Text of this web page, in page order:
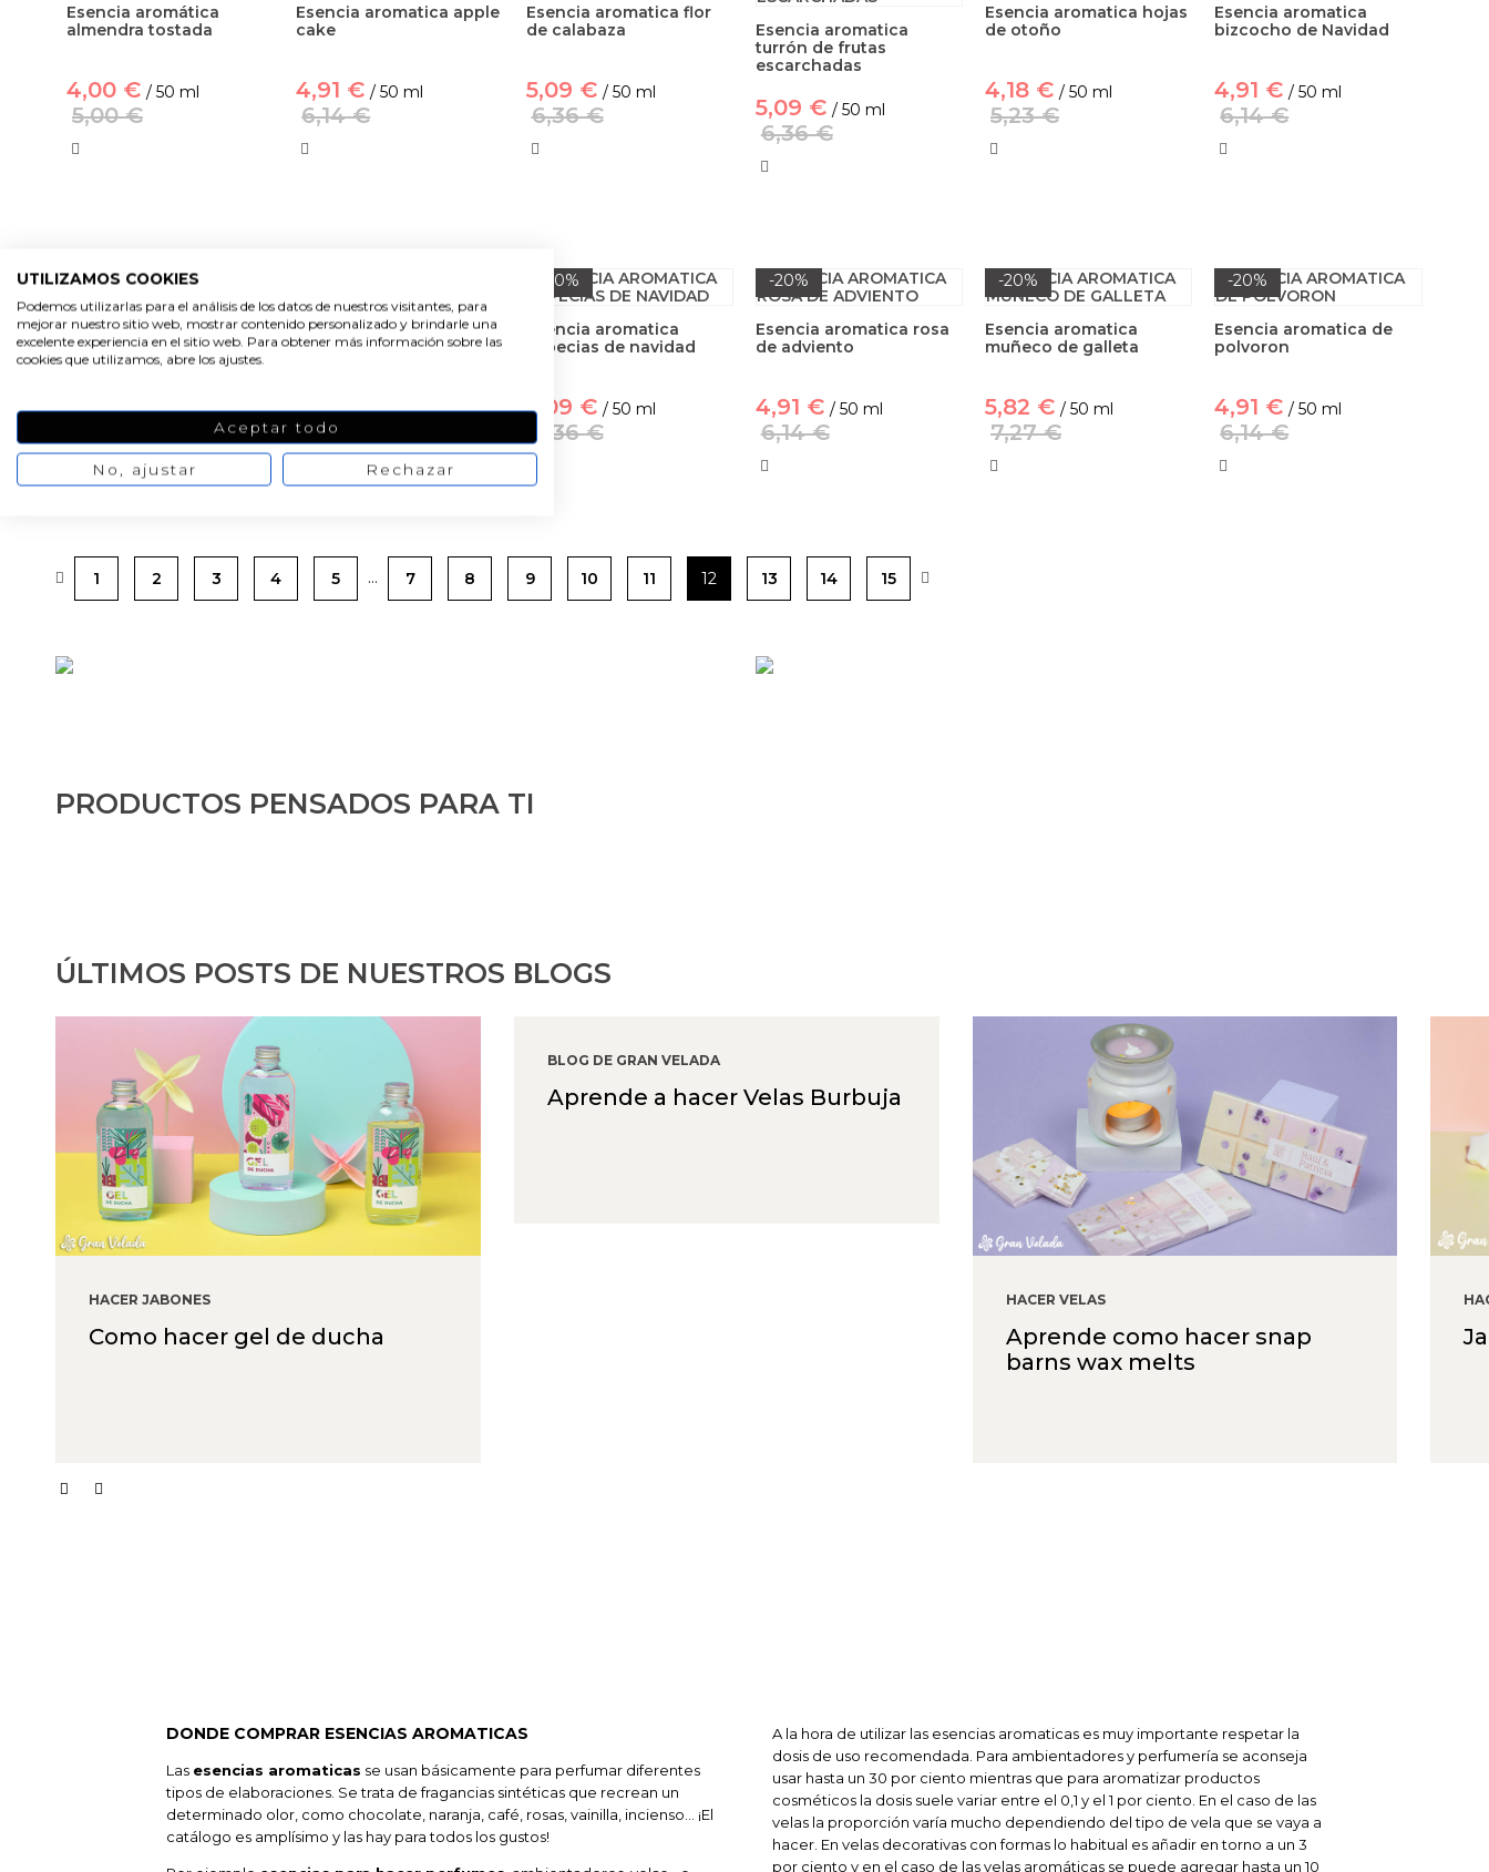
Esencia aromática
almendra tostada
4,00 € / 50 ml
5,00 €
Esencia aromatica apple
cake
4,91 € / 50 ml
6,14 €
Esencia aromatica flor
de calabaza
5,09 € / 50 ml
6,36 €
Esencia aromatica
turrón de frutas
escarchadas
5,09 € / 50 ml
6,36 €
Esencia aromatica hojas
de otoño
4,18 € / 50 ml
5,23 €
Esencia aromatica
bizcocho de Navidad
4,91 € / 50 ml
6,14 €
-20%
Pack ahorro esencias
navideñas
12,91 € / Pack
Esencia aromatica
ponche navideño
3,82 € / 50 ml
4,77 €
-20%
Esencia aromatica
especias de navidad
5,09 € / 50 ml
6,36 €
-20%
Esencia aromatica rosa
de adviento
4,91 € / 50 ml
6,14 €
-20%
Esencia aromatica
muñeco de galleta
5,82 € / 50 ml
7,27 €
-20%
Esencia aromatica de
polvoron
4,91 € / 50 ml
6,14 €
1 2 3 4 5 … 7 8 9 10 11 12 13 14 15
PRODUCTOS PENSADOS PARA TI
ÚLTIMOS POSTS DE NUESTROS BLOGS
HACER JABONES
Como hacer gel de ducha
BLOG DE GRAN VELADA
Aprende a hacer Velas Burbuja
HACER VELAS
Aprende como hacer snap
barns wax melts
DONDE COMPRAR ESENCIAS AROMATICAS
Las esencias aromaticas se usan básicamente para perfumar diferentes
tipos de elaboraciones. Se trata de fragancias sintéticas que recrean un
determinado olor, como chocolate, naranja, café, rosas, vainilla, incienso… ¡El
catálogo es amplísimo y las hay para todos los gustos!
A la hora de utilizar las esencias aromaticas es muy importante respetar la
dosis de uso recomendada. Para ambientadores y perfumería se aconseja
usar hasta un 30 por ciento mientras que para aromatizar productos
cosméticos la dosis suele variar entre el 0,1 y el 1 por ciento. En el caso de las
velas la proporción varía mucho dependiendo del tipo de vela que se vaya a
hacer. En velas decorativas con formas lo habitual es añadir en torno a un 3
por ciento y en el caso de las velas aromáticas se puede agregar hasta un 10
UTILIZAMOS COOKIES
Podemos utilizarlas para el análisis de los datos de nuestros visitantes, para
mejorar nuestro sitio web, mostrar contenido personalizado y brindarle una
excelente experiencia en el sitio web. Para obtener más información sobre las
cookies que utilizamos, abre los ajustes.
Aceptar todo
No, ajustar Rechazar